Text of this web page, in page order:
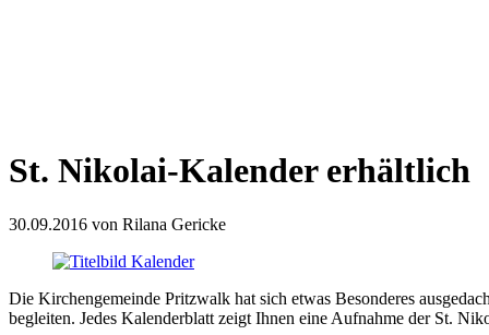
St. Nikolai-Kalender erhältlich
30.09.2016 von Rilana Gericke
Die Kirchengemeinde Pritzwalk hat sich etwas Besonderes
begleiten. Jedes Kalenderblatt zeigt Ihnen eine Aufnahme der St.